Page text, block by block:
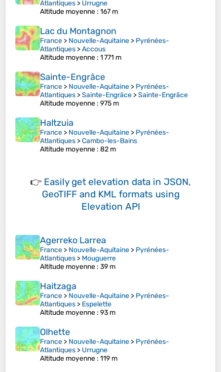
Atlantiques > Urrugne
Altitude moyenne : 167 m
Lac du Montagnon
France > Nouvelle-Aquitaine > Pyrénées-
Atlantiques >Accous
Altitude moyenne : 1 771 m
Sainte-Engrâce
France > Nouvelle-Aquitaine > Pyrénées-
Atlantiques >Sainte-Engrâce >Sainte-Engrâce
Altitude moyenne : 975 m
Haltzuia
France > Nouvelle-Aquitaine > Pyrénées-
Atlantiques >Cambo-les-Bains
Altitude moyenne : 82 m
👉 Easily get elevation data in JSON,
GeoTIFF and KML formats using
Elevation API
Agerreko Larrea
France > Nouvelle-Aquitaine > Pyrénées-
Atlantiques > Mouguerre
Altitude moyenne : 39 m
Haitzaga
France > Nouvelle-Aquitaine > Pyrénées-
Atlantiques > Espelette
Altitude moyenne : 93 m
Olhette
France > Nouvelle-Aquitaine > Pyrénées-
Atlantiques > Urrugne
Altitude moyenne : 119 m